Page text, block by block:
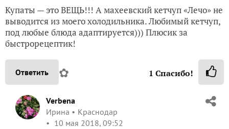
Купаты — это ВЕЩЬ!!! А махеевский кетчуп «Лечо» не
выводится из моего холодильника. Любимый кетчуп,
под любые блюда адаптируется))) Плюсик за
быстрорецептик!
Ответить ✿ 1 Спасибо!
Verbena
Ирина
Краснодар
10 мая 2018, 09:52